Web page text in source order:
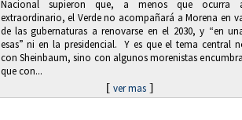
Nacional supieron que, a menos que ocurra
extraordinario, el Verde no acompañará a Morena en
de las gubernaturas a renovarse en el 2030, y “en
esas” ni en la presidencial. Y es que el tema central
con Sheinbaum, sino con algunos morenistas
que con...
[ ver mas ]